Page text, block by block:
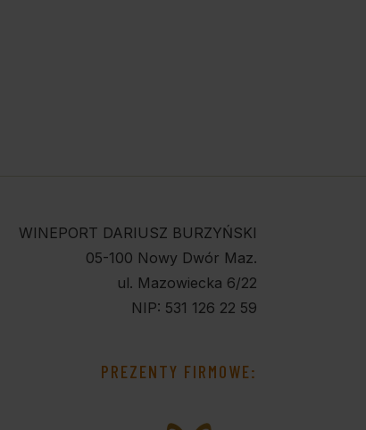
WINEPORT DARIUSZ BURZYŃSKI
05-100 Nowy Dwór Maz.
ul. Mazowiecka 6/22
NIP: 531 126 22 59
PREZENTY FIRMOWE: